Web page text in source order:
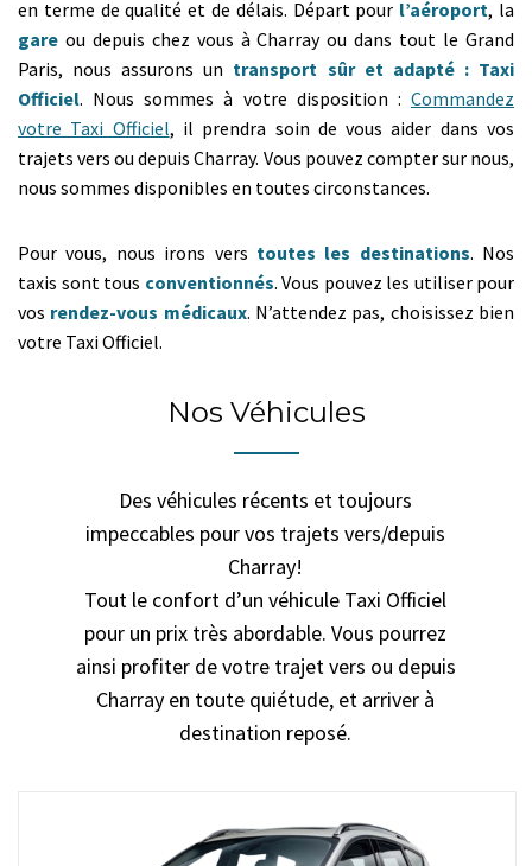
en terme de qualité et de délais. Départ pour l’aéroport, la
gare ou depuis chez vous à Charray ou dans tout le Grand
Paris, nous assurons un transport sûr et adapté : Taxi
Officiel. Nous sommes à votre disposition : Commandez
votre Taxi Officiel, il prendra soin de vous aider dans vos
trajets vers ou depuis Charray. Vous pouvez compter sur nous,
nous sommes disponibles en toutes circonstances.
Pour vous, nous irons vers toutes les destinations. Nos
taxis sont tous conventionnés. Vous pouvez les utiliser pour
vos rendez-vous médicaux. N’attendez pas, choisissez bien
votre Taxi Officiel.
Nos Véhicules
Des véhicules récents et toujours
impeccables pour vos trajets vers/depuis
Charray!
Tout le confort d’un véhicule Taxi Officiel
pour un prix très abordable. Vous pourrez
ainsi profiter de votre trajet vers ou depuis
Charray en toute quiétude, et arriver à
destination reposé.